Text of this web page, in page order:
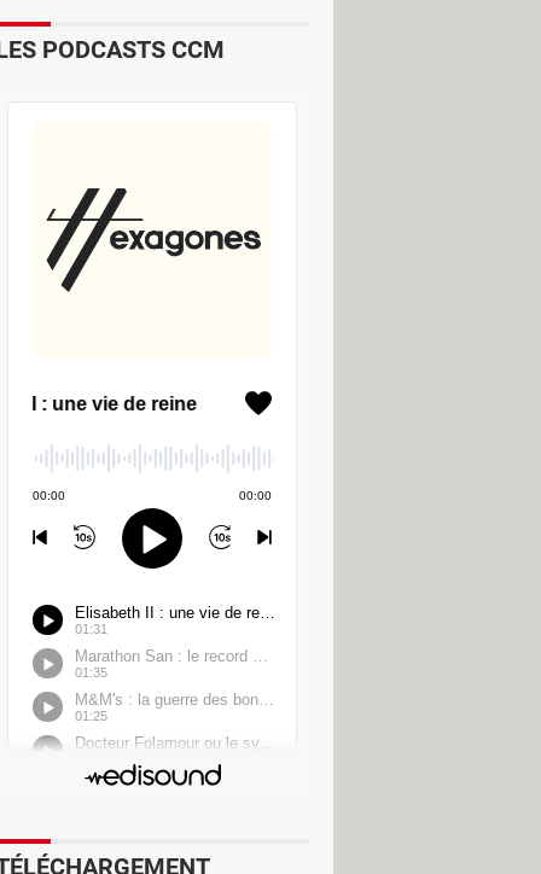
la façon de s'y prendre, suivi
midi à quatorze heures pour y
et simplicité sont
de nombreux prénoms, comme
du prénom de l'utilisateur, soit
170) ;
s'il est compromis (voir notre
PODCASTS CCM